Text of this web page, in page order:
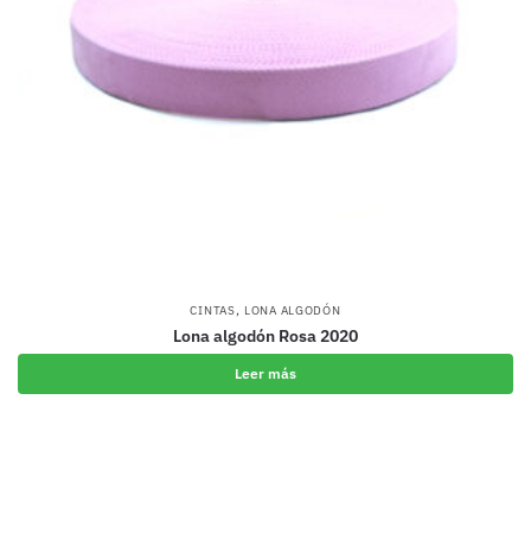
CINTAS, LONA ALGODÓN
Lona algodón Rosa 2020
Leer más